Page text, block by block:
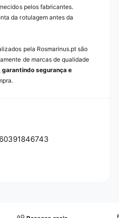
pelos fabricantes.
da rotulagem antes da
pela Rosmarinus.pt são
de marcas de qualidade
garantindo segurança e